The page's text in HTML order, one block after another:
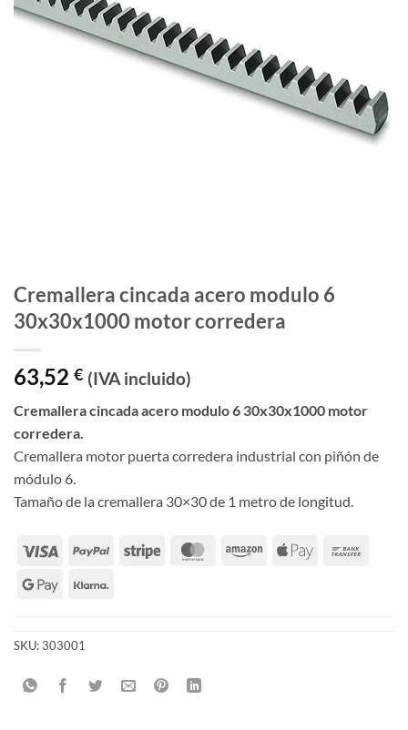
Cremallera cincada acero modulo 6
30x30x1000 motor corredera
63,52 € (IVA incluido)
Cremallera cincada acero modulo 6 30x30x1000 motor
corredera.
Cremallera motor puerta corredera industrial con piñón de
módulo 6.
Tamaño de la cremallera 30×30 de 1 metro de longitud.
SKU:303001